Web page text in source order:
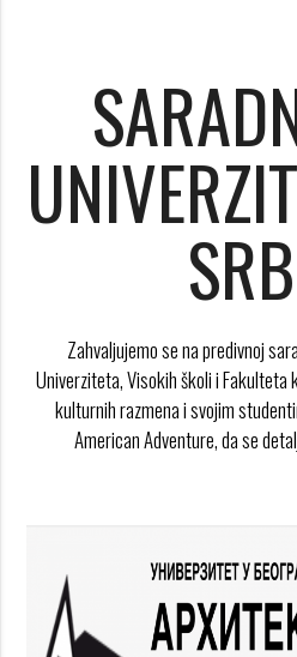
Zahvaljujemo se na predivnoj
Univerziteta, Visokih školi i Fakulteta
kulturnih razmena i svojim
American Adventure, da se